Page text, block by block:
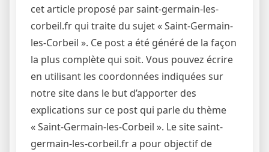
cet article proposé par saint-germain-les-
corbeil.fr qui traite du sujet « Saint-Germain-
les-Corbeil ». Ce post a été généré de la façon
la plus complète qui soit. Vous pouvez écrire
en utilisant les coordonnées indiquées sur
notre site dans le but d’apporter des
explications sur ce post qui parle du thème
« Saint-Germain-les-Corbeil ». Le site saint-
germain-les-corbeil.fr a pour objectif de